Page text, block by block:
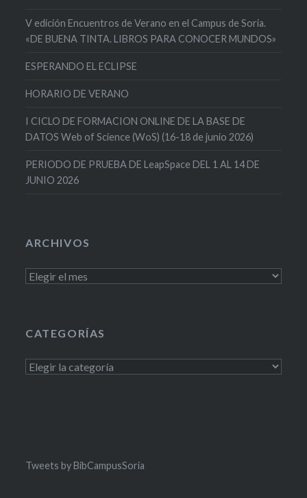
V edición Encuentros de Verano en el Campus de Soria.
«DE BUENA TINTA. LIBROS PARA CONOCER MUNDOS»
ESPERANDO EL ECLIPSE
HORARIO DE VERANO
I CICLO DE FORMACION ONLINE DE LA BASE DE
DATOS Web of Science (WoS) (16-18 de junio 2026)
PERIODO DE PRUEBA DE LeapSpace DEL 1 AL 14 DE
JUNIO 2026
ARCHIVOS
Archivos
CATEGORÍAS
Categorías
Tweets by BibCampusSoria